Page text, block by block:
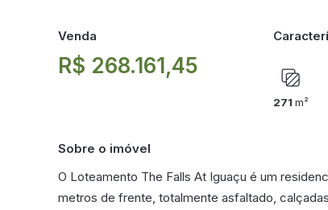
Venda
R$ 268.161,45
271 m²
Sobre o imóvel
O Loteamento The Falls At Iguaçu é um
metros de frente, totalmente asfaltado,